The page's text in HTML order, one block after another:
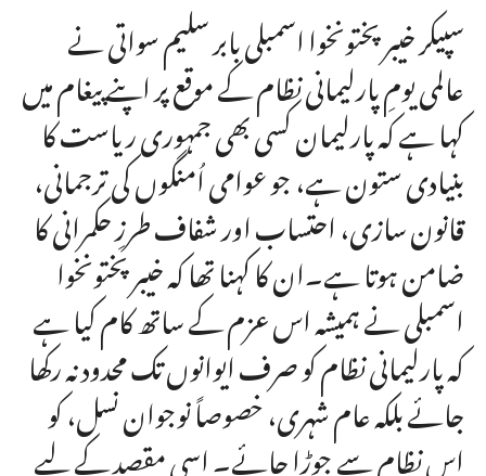
سپیکر خیبرپختونخوا اسمبلی بابر سلیم سواتی نے
عالمی یومِ پارلیمانی نظام کے موقع پر اپنے پیغام میں
کہا ہے کہ پارلیمان کسی بھی جمہوری ریاست کا
بنیادی ستون ہے، جو عوامی اُمنگوں کی ترجمانی،
قانون سازی، احتساب اور شفاف طرزِ حکمرانی کا
ضامن ہوتا ہے۔ان کا کہنا تھا کہ خیبرپختونخوا
اسمبلی نے ہمیشہ اس عزم کے ساتھ کام کیا ہے
کہ پارلیمانی نظام کو صرف ایوانوں تک محدود نہ رکھا
جائے بلکہ عام شہری، خصوصاً نوجوان نسل، کو
اس نظام سے جوڑا جائے۔ اسی مقصد کے لیے